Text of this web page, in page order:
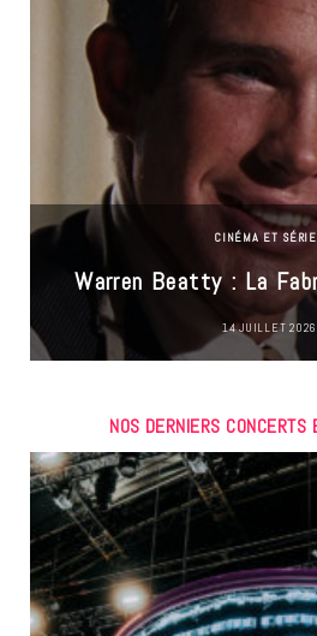
CINÉMA ET
Warren Beatty : La
14 JUILLET 2026
NOS DERNIERS CONCERTS